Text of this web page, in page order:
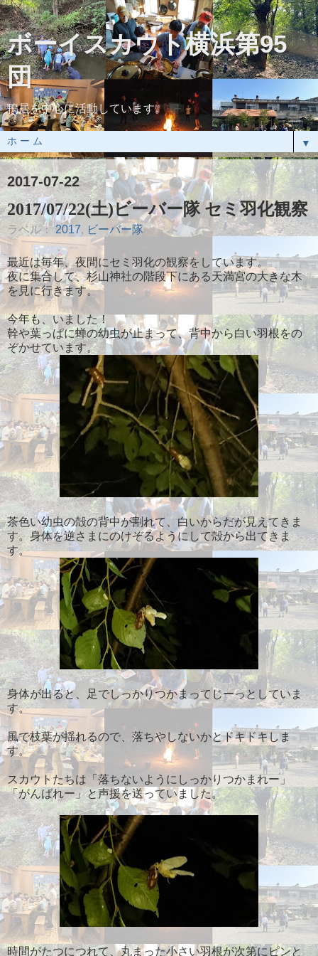
ボーイスカウト横浜第95
団
鴨居を中心に活動しています。
▼
2017-07-22
2017/07/22(土)ビーバー隊 セミ羽化観察
ラベル：2017, ビーバー隊
最近は毎年、夜間にセミ羽化の観察をしています。
夜に集合して、杉山神社の階段下にある天満宮の大きな木
を見に行きます。
今年も、いました！
幹や葉っぱに蝉の幼虫が止まって、背中から白い羽根をの
ぞかせています。
茶色い幼虫の殻の背中が割れて、白いからだが見えてきま
す。身体を逆さまにのけぞるようにして殻から出てきま
す。
身体が出ると、足でしっかりつかまってじーっとしていま
す。
風で枝葉が揺れるので、落ちやしないかとドキドキしま
す。
スカウトたちは「落ちないようにしっかりつかまれー」
「がんばれー」と声援を送っていました。
時間がたつにつれて、丸まった小さい羽根が次第にピンと